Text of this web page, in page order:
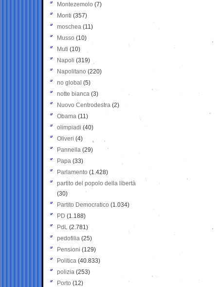
Montezemolo (7)
Monti (357)
moschea (11)
Musso (10)
Muti (10)
Napoli (319)
Napolitano (220)
no global (5)
notte bianca (3)
Nuovo Centrodestra (2)
Obama (11)
olimpiadi (40)
Oliveri (4)
Pannella (29)
Papa (33)
Parlamento (1.428)
partito del popolo della libertà
(30)
Partito Democratico (1.034)
PD (1.188)
PdL (2.781)
pedofilia (25)
Pensioni (129)
Politica (40.833)
polizia (253)
Porto (12)